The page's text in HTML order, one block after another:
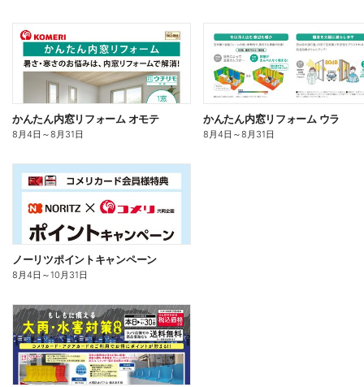
かんたん内窓リフォーム オモテ
8月4日 ～8月31日
かんたん内窓リフォーム ウラ
8月4日 ～8月31日
ノーリツポイントキャンペーン
8月4日 ～10月31日